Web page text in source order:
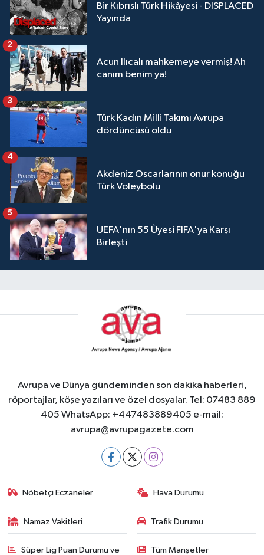
Bir Kıbrıslı Türk Hikâyesi - DISPLACED
Yayında
Acun Ilıcalı mahkemeye vermiş! Ah
canım benim ya!
2
Türk Kadın Milli Takımı Avrupa
dördüncüsü oldu
3
Akdeniz Oscarlarının onur konuğu
Türk Voleybolu
4
UEFA'nın 55 Üyesi FIFA'ya Karşı
Birleşti
5
Avrupa ve Dünya gündeminden son dakika haberleri,
röportajlar, köşe yazıları ve özel dosyalar. Tel: 07483 889
405 WhatsApp: +447483889405 e-mail:
avrupa@avrupagazete.com
Nöbetçi Eczaneler Hava Durumu
Namaz Vakitleri Trafik Durumu
Süper Lig Puan Durumu ve Tüm Manşetler